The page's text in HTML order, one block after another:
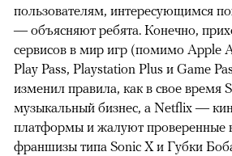
пользователям, интересующимся
— объясняют ребята. Конечно,
сервисов в мир игр (помимо Apple
Play Pass, Playstation Plus и Game
изменил правила, как в свое время
музыкальный бизнес, а Netflix —
платформы и жалуют проверенные
франшизы типа Sonic X и Губки